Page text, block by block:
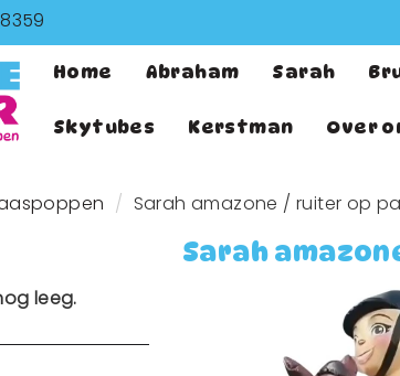
Home Abraham Sarah
Skytubes Kerstman Over
Sarah amazone / ruiter op
leeg.
Sarah